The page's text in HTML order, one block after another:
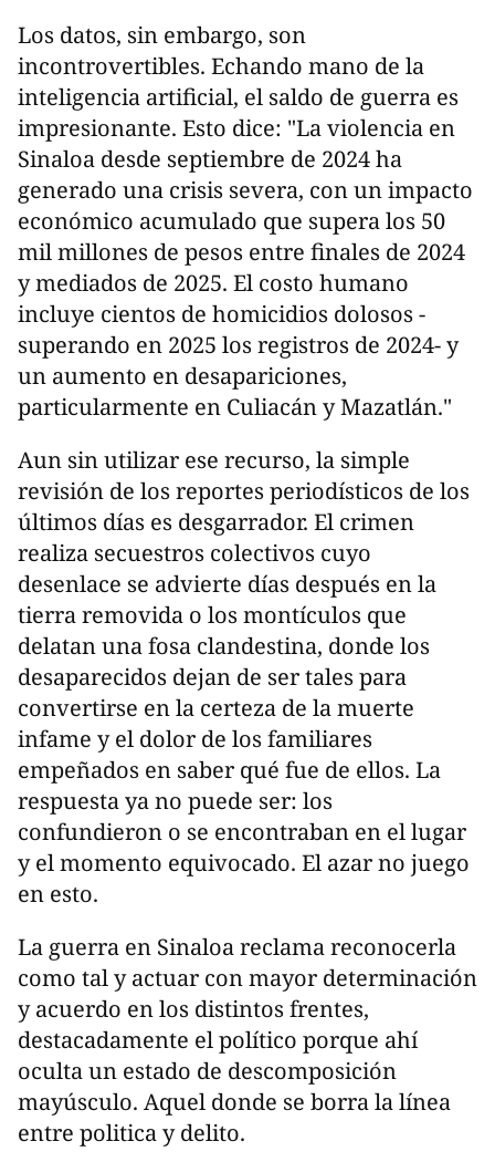
Los datos, sin embargo, son
incontrovertibles. Echando mano de la
inteligencia artificial, el saldo de guerra es
impresionante. Esto dice: "La violencia en
Sinaloa desde septiembre de 2024 ha
generado una crisis severa, con un impacto
económico acumulado que supera los 50
mil millones de pesos entre finales de 2024
y mediados de 2025. El costo humano
incluye cientos de homicidios dolosos -
superando en 2025 los registros de 2024- y
un aumento en desapariciones,
particularmente en Culiacán y Mazatlán."
Aun sin utilizar ese recurso, la simple
revisión de los reportes periodísticos de los
últimos días es desgarrador. El crimen
realiza secuestros colectivos cuyo
desenlace se advierte días después en la
tierra removida o los montículos que
delatan una fosa clandestina, donde los
desaparecidos dejan de ser tales para
convertirse en la certeza de la muerte
infame y el dolor de los familiares
empeñados en saber qué fue de ellos. La
respuesta ya no puede ser: los
confundieron o se encontraban en el lugar
y el momento equivocado. El azar no juego
en esto.
La guerra en Sinaloa reclama reconocerla
como tal y actuar con mayor determinación
y acuerdo en los distintos frentes,
destacadamente el político porque ahí
oculta un estado de descomposición
mayúsculo. Aquel donde se borra la línea
entre politica y delito.